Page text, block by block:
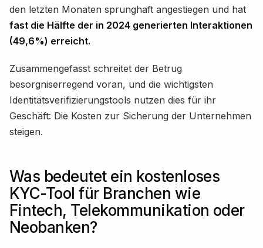
den letzten Monaten sprunghaft angestiegen und hat
fast die Hälfte der in 2024 generierten Interaktionen
(49,6%) erreicht.
Zusammengefasst schreitet der Betrug
besorgniserregend voran, und die wichtigsten
Identitätsverifizierungstools nutzen dies für ihr
Geschäft: Die Kosten zur Sicherung der Unternehmen
steigen.
Was bedeutet ein kostenloses
KYC-Tool für Branchen wie
Fintech, Telekommunikation oder
Neobanken?